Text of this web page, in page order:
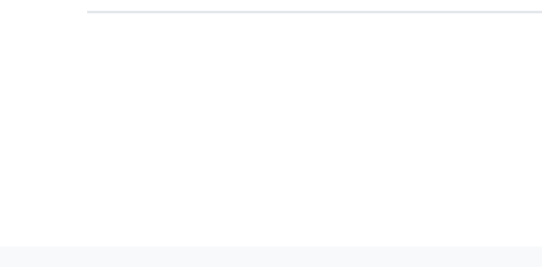
VACİB XƏBƏR-